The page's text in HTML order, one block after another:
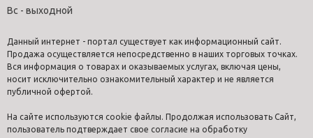
Вс - выходной
Данный интернет - портал существует как информационный сайт.
Продажа осуществляется непосредственно в наших торговых точках.
Вся информация о товарах и оказываемых услугах, включая цены,
носит исключительно ознакомительный характер и не является
публичной офертой.
На сайте используются cookie файлы. Продолжая использовать Сайт,
пользователь подтверждает свое согласие на обработку